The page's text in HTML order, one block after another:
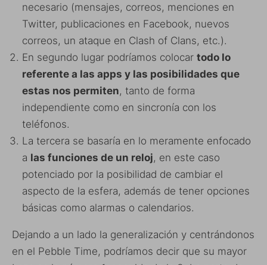
necesario (mensajes, correos, menciones en
Twitter, publicaciones en Facebook, nuevos
correos, un ataque en Clash of Clans, etc.).
En segundo lugar podríamos colocar todo lo
referente a las apps y las posibilidades que
estas nos permiten, tanto de forma
independiente como en sincronía con los
teléfonos.
La tercera se basaría en lo meramente enfocado
a las funciones de un reloj, en este caso
potenciado por la posibilidad de cambiar el
aspecto de la esfera, además de tener opciones
básicas como alarmas o calendarios.
Dejando a un lado la generalización y centrándonos
en el Pebble Time, podríamos decir que su mayor